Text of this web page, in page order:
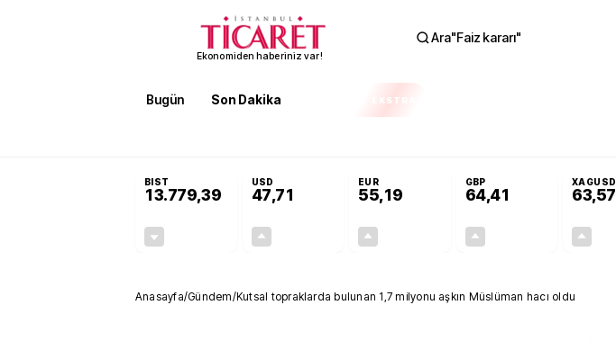
Ekonomiden haberiniz var!
Ara"Faiz kararı"
Bugün Son Dakika EKSTRA
BIST
13.779,39
USD
47,71
EUR
55,19
GBP
64,41
XAGUSD
63,57
Anasayfa/Gündem/Kutsal topraklarda bulunan 1,7 milyonu aşkın Müslüman hacı oldu